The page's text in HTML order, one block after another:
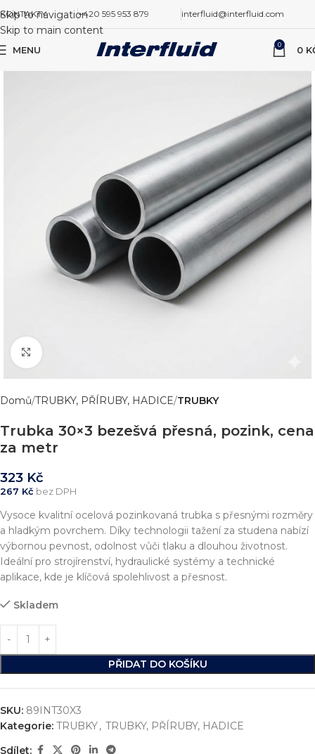
Skip to navigation
Skip to main content
KONTAKTY +420 595 953 879 interfluid@interfluid.com
MENU 0 0
Zvětšit obrázek
Domů TRUBKY, PŘÍRUBY, HADICE TRUBKY
Trubka 30×3 bezešvá přesná, pozink, cena
za metr
323 Kč
267 Kč bez DPH
Vysoce kvalitní ocelová pozinkovaná trubka s přesnými rozměry
a hladkým povrchem. Díky technologii tažení za studena nabízí
výbornou pevnost, odolnost vůči tlaku a dlouhou životnost.
Ideální pro strojírenství, hydraulické systémy a technické
aplikace, kde je klíčová spolehlivost a přesnost.
Skladem
PŘIDAT DO KOŠÍKU
SKU: 89INT30X3
Kategorie: TRUBKY, TRUBKY, PŘÍRUBY, HADICE
Sdílet: